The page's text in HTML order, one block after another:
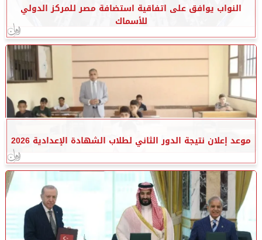
النواب يوافق على اتفاقية استضافة مصر للمركز الدولي
للأسماك
موعد إعلان نتيجة الدور الثاني لطلاب الشهادة الإعدادية 2026